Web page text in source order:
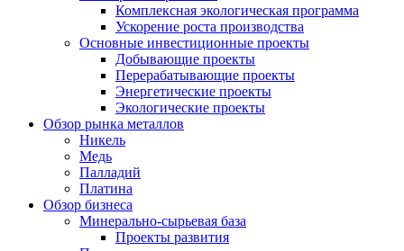
Комплексная экологическая программа
Ускорение роста производства
Основные инвестиционные проекты
Добывающие проекты
Перерабатывающие проекты
Энергетические проекты
Экологические проекты
Обзор рынка металлов
Никель
Медь
Палладий
Платина
Обзор бизнеса
Минерально-сырьевая база
Проекты развития